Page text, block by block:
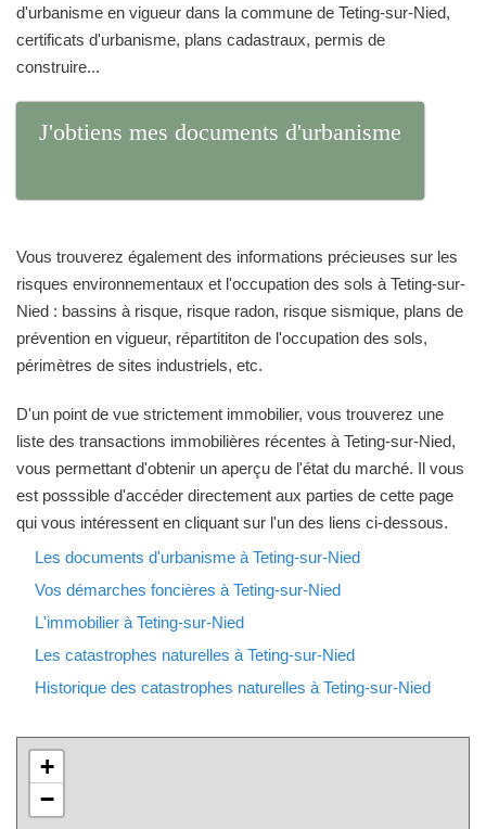
d'urbanisme en vigueur dans la commune de Teting-sur-Nied,
certificats d'urbanisme, plans cadastraux, permis de
construire...
J'obtiens mes documents d'urbanisme
Vous trouverez également des informations précieuses sur les
risques environnementaux et l'occupation des sols à Teting-sur-
Nied : bassins à risque, risque radon, risque sismique, plans de
prévention en vigueur, répartititon de l'occupation des sols,
périmètres de sites industriels, etc.
D'un point de vue strictement immobilier, vous trouverez une
liste des transactions immobilières récentes à Teting-sur-Nied,
vous permettant d'obtenir un aperçu de l'état du marché. Il vous
est posssible d'accéder directement aux parties de cette page
qui vous intéressent en cliquant sur l'un des liens ci-dessous.
Les documents d'urbanisme à Teting-sur-Nied
Vos démarches foncières à Teting-sur-Nied
L'immobilier à Teting-sur-Nied
Les catastrophes naturelles à Teting-sur-Nied
Historique des catastrophes naturelles à Teting-sur-Nied
+
−